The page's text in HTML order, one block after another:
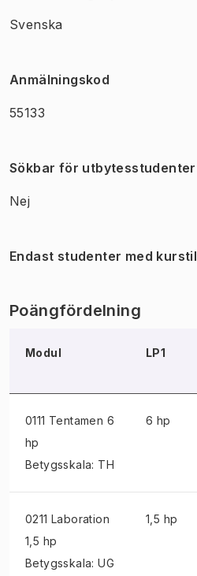
Svenska
Anmälningskod
55133
Sökbar för utbytesstudenter
Nej
Endast studenter med
Poängfördelning
Modul LP1
0111 Tentamen 6
hp
Betygsskala: TH
6 hp
0211 Laboration
1,5 hp
Betygsskala: UG
1,5 hp